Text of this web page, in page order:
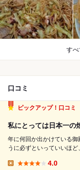
すべ
口コミ
ピックアップ！口コミ
私にとっては日本一の
年に何回か出かけている御殿場遠征。 最近は、ニノ
うに必ずといっていいほ
ころお昼の時間を過ぎると
4.0